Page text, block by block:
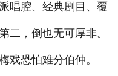
唱腔、经典剧目、覆
二，倒也无可厚非。
戏恐怕难分伯仲。